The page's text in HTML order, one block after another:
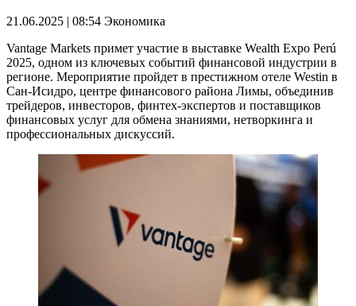
21.06.2025 | 08:54 Экономика
Vantage Markets примет участие в выставке Wealth Expo Perú
2025, одном из ключевых событий финансовой индустрии в
регионе. Мероприятие пройдет в престижном отеле Westin в
Сан-Исидро, центре финансового района Лимы, объединив
трейдеров, инвесторов, финтех-экспертов и поставщиков
финансовых услуг для обмена знаниями, нетворкинга и
профессиональных дискуссий.